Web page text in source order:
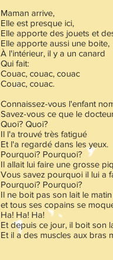
Maman arrive,
Elle est presque ici,
Elle apporte des jouets et
Elle apporte aussi une boite,
À l'intérieur, il y a un canard
Qui fait:
Couac, couac, couac
Couac, couac.
Connaissez-vous l'enfant
Savez-vous ce que le
Quoi? Quoi?
Il l'a trouvé très fatigué
Et l'a regardé dans les yeux.
Pourquoi? Pourquoi?
Il allait lui faire une grosse
Vous savez pourquoi il lui a
Pourquoi? Pourquoi?
Il ne boit pas son lait le matin
et tous ses copains se
Ha! Ha! Ha!
Et depuis ce jour, il boit son
Et il a des muscles aux bras